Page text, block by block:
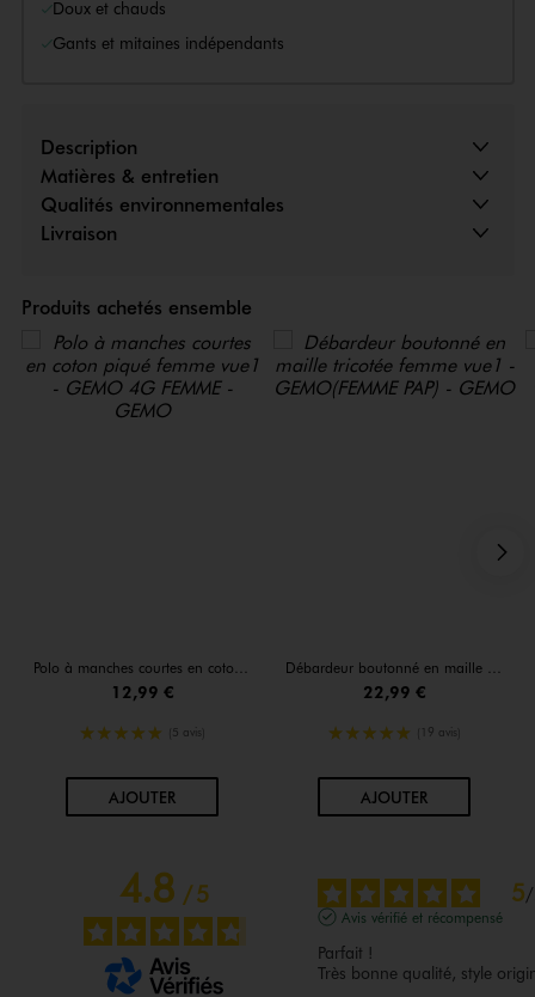
Doux et chauds
Gants et mitaines indépendants
Description
Matières & entretien
Qualités environnementales
Livraison
Produits achetés ensemble
Polo à manches courtes en coton piqué femme
12,99 €
5/5 de moyenne
(5 avis)
AJOUTER
Débardeur boutonné en maille tricotée femme
22,99 €
5/5 de moyenne
(19 avis)
AJOUTER
4.8/5 5/
Avis vérifié et récompensé
Parfait !
Très bonne qualité, style